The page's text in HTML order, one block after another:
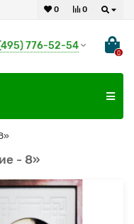
0
0
776-52-54
0
- 8»